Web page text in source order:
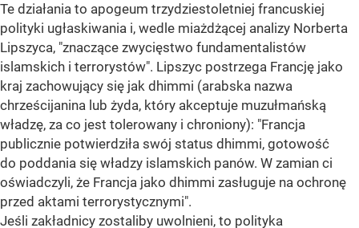
Te działania to apogeum trzydziestoletniej francuskiej
polityki ugłaskiwania i, wedle miażdżącej analizy Norberta
Lipszyca, "znaczące zwycięstwo fundamentalistów
islamskich i terrorystów". Lipszyc postrzega Francję jako
kraj zachowujący się jak dhimmi (arabska nazwa
chrześcijanina lub żyda, który akceptuje muzułmańską
władzę, za co jest tolerowany i chroniony): "Francja
publicznie potwierdziła swój status dhimmi, gotowość
do poddania się władzy islamskich panów. W zamian ci
oświadczyli, że Francja jako dhimmi zasługuje na ochronę
przed aktami terrorystycznymi".
Jeśli zakładnicy zostaliby uwolnieni, to polityka